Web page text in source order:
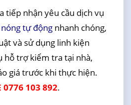
tiếp nhận yêu cầu dịch vụ
tự độngnhanh chóng,
và sử dụng linh kiện
hỗ trợ kiểm tra tại nhà,
giá trước khi thực hiện.
0776 103 892.